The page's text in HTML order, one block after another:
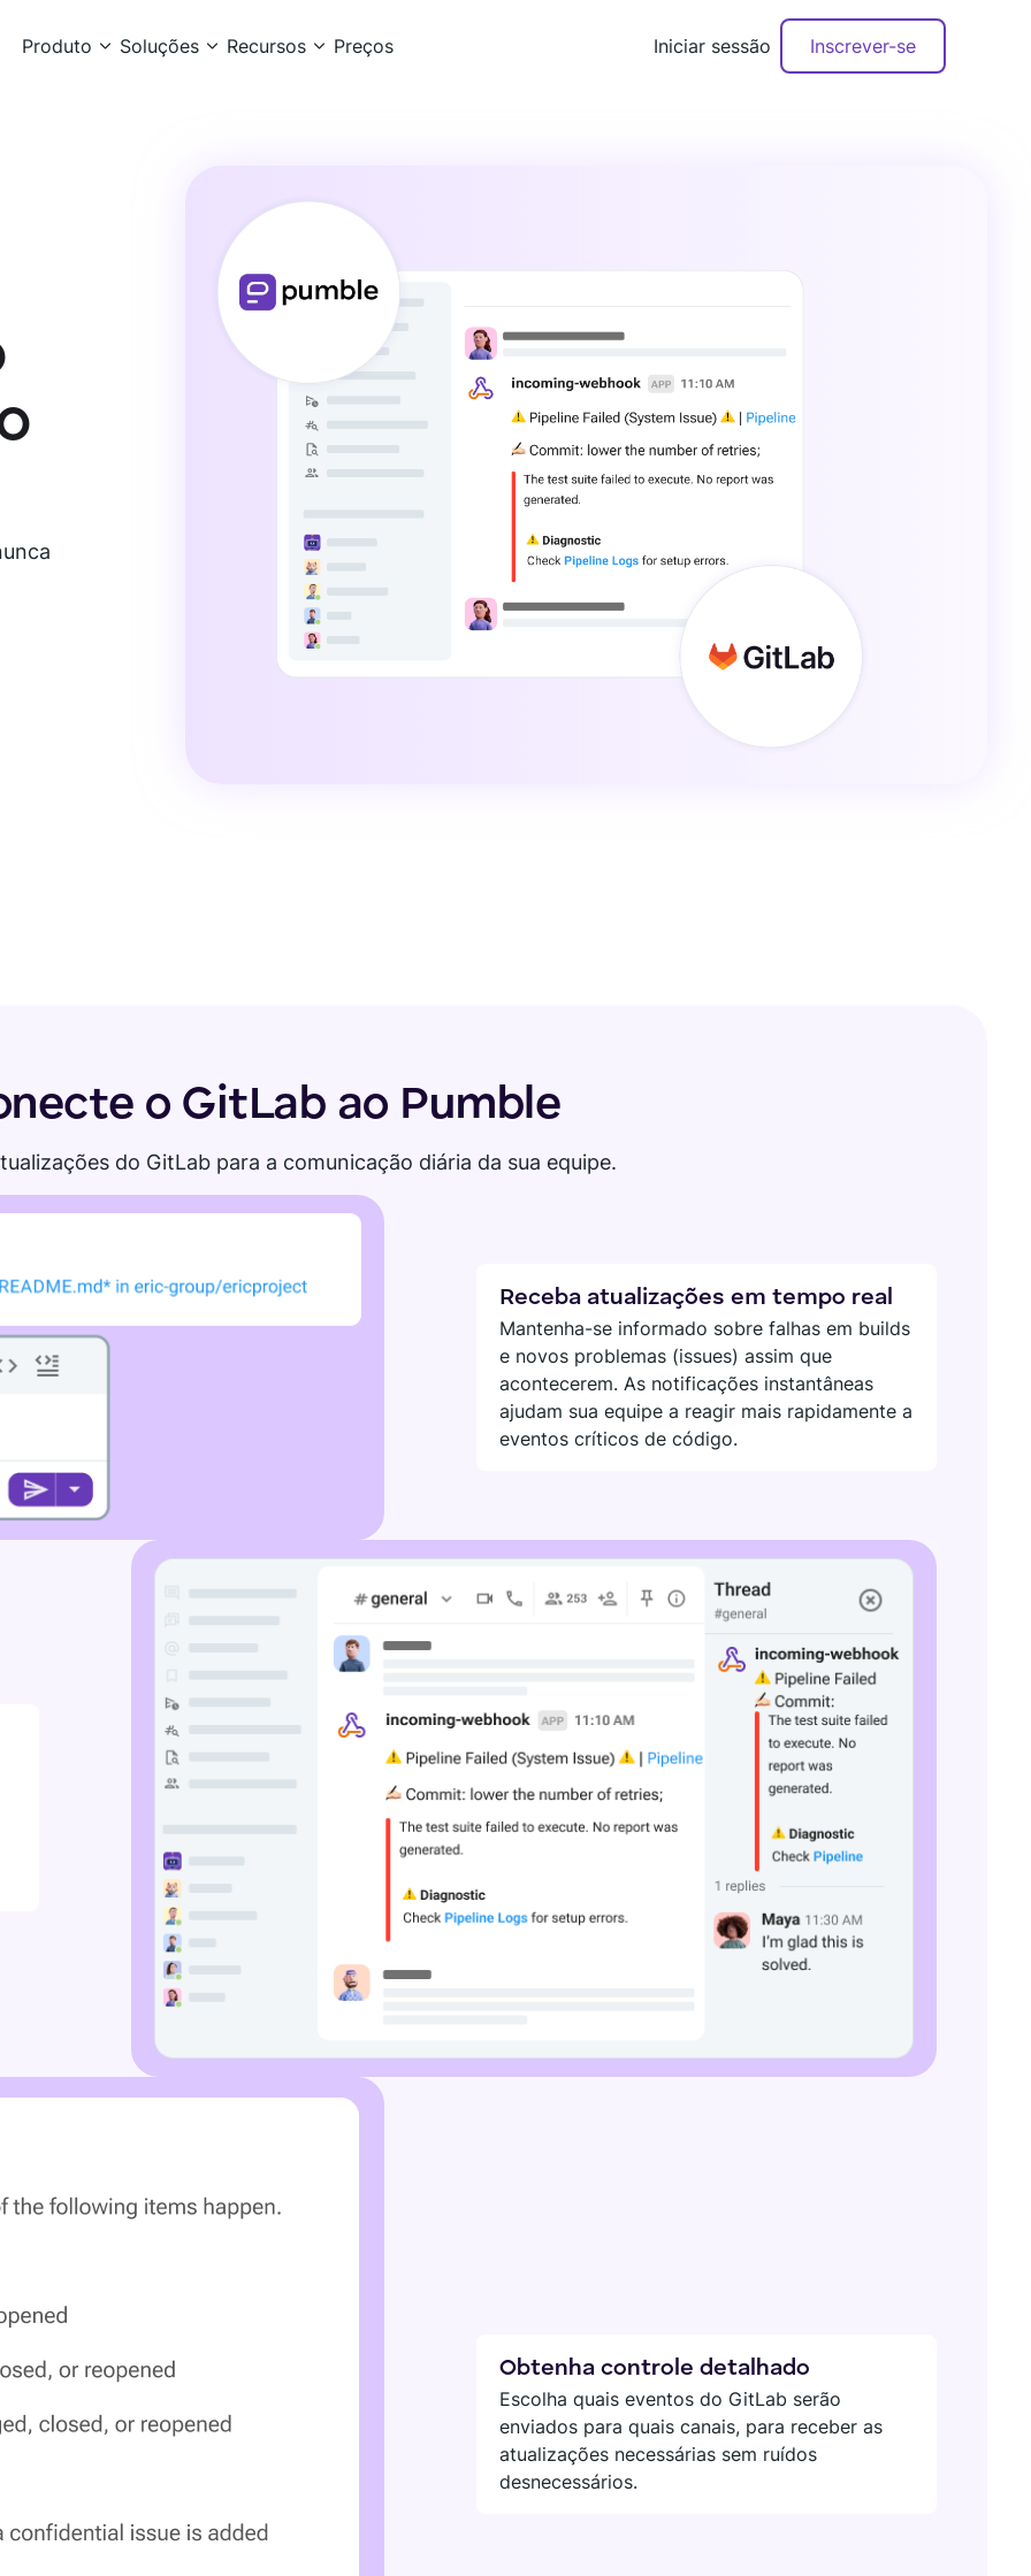
Produto Soluções Recursos Preços Iniciar sessão Inscrever-se
Assista o tour
o GitLab ao Pumble
do GitLab para a comunicação diária da sua equipe.
Receba atualizações em tempo real
Mantenha-se informado sobre falhas em builds
e novos problemas (issues) assim que
acontecerem. As notificações instantâneas
ajudam sua equipe a reagir mais rapidamente a
eventos críticos de código.
Obtenha controle detalhado
Escolha quais eventos do GitLab serão
enviados para quais canais, para receber as
atualizações necessárias sem ruídos
desnecessários.